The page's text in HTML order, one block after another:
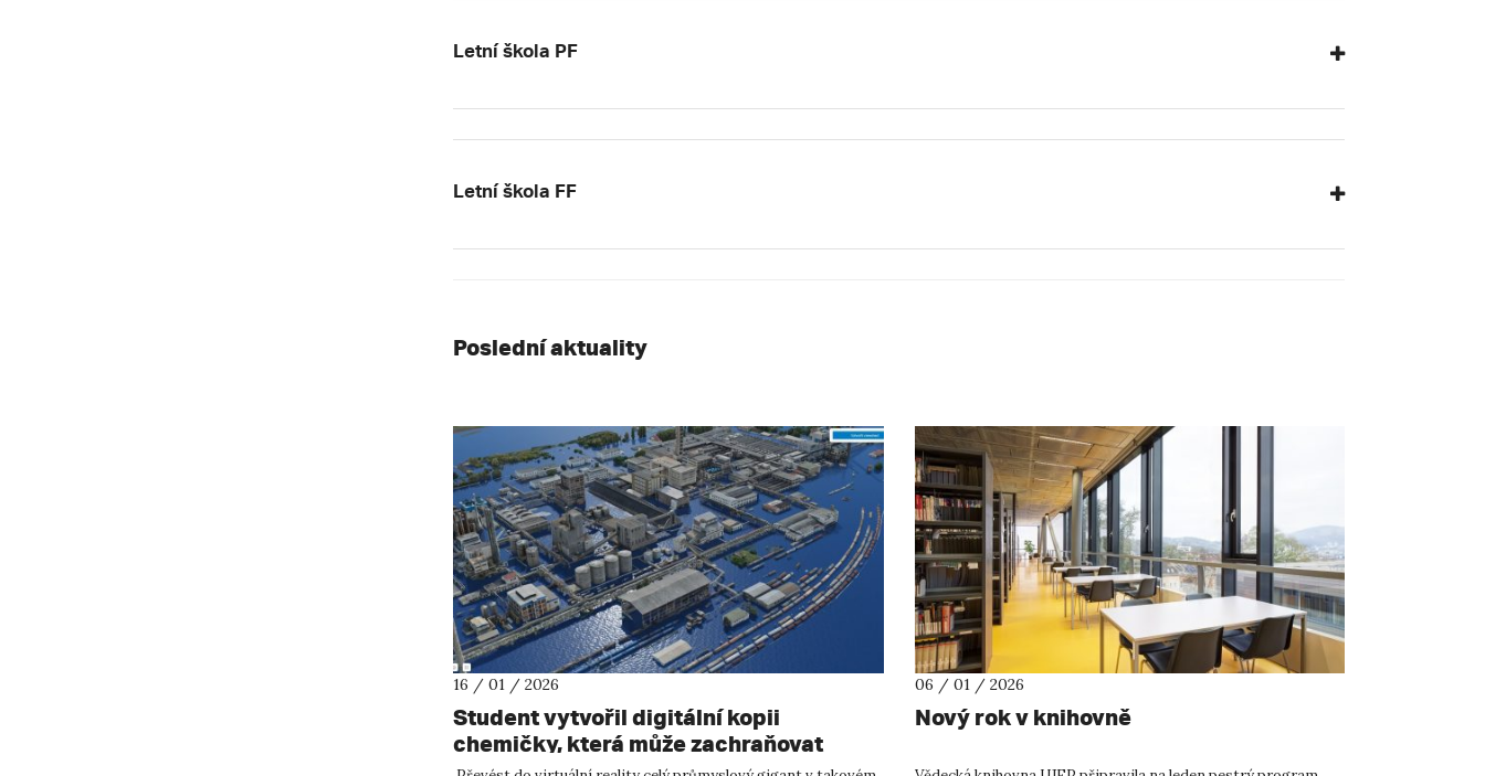
Letní škola PF
Letní škola FF
Poslední aktuality
16 / 01 / 2026
Student vytvořil digitální kopii
chemičky, která může zachraňovat
životy
06 / 01 / 2026
Nový rok v knihovně